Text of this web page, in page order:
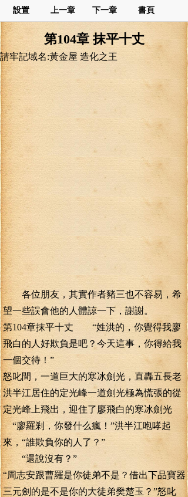
設置 上一章 下一章 書頁
第104章 抹平十丈
請牢記域名:黃金屋 造化之王
各位朋友，其實作者豬三也不容易，希
望一些誤會他的人體諒一下，謝謝。
第104章抹平十丈 “姓洪的，你覺得我廖
飛白的人好欺負是吧？今天這事，你得給我
一個交待！”
怒叱間，一道巨大的寒冰劍光，直轟五長老
洪半江居住的定光峰一道劍光極為慌張的從
定光峰上飛出，迎住了廖飛白的寒冰劍光
“廖羅剎，你發什么瘋！”洪半江咆哮起
來，“誰欺負你的人了？”
“還說沒有？”
“周志安跟曹羅是你徒弟不是？借出下品寶器
三元劍的是不是你的大徒弟樊楚玉？”怒叱